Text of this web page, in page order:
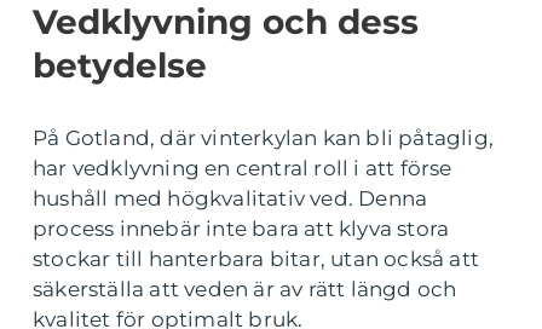
Vedklyvning och dess
betydelse
På Gotland, där vinterkylan kan bli påtaglig,
har vedklyvning en central roll i att förse
hushåll med högkvalitativ ved. Denna
process innebär inte bara att klyva stora
stockar till hanterbara bitar, utan också att
säkerställa att veden är av rätt längd och
kvalitet för optimalt bruk.